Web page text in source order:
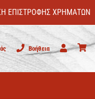
ΕΠΙΣΤΡΟΦΉΣ ΧΡΗΜΆΤΩΝ
Βοήθεια
Χρήστης